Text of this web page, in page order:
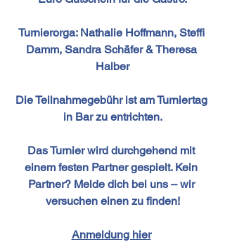
Turnierorga: Nathalie Hoffmann, Steffi
Damm, Sandra Schäfer & Theresa
Halber
Die Teilnahmegebühr ist am Turniertag
in Bar zu entrichten.
Das Turnier wird durchgehend mit
einem festen Partner gespielt. Kein
Partner? Melde dich bei uns – wir
versuchen einen zu finden!
Anmeldung hier